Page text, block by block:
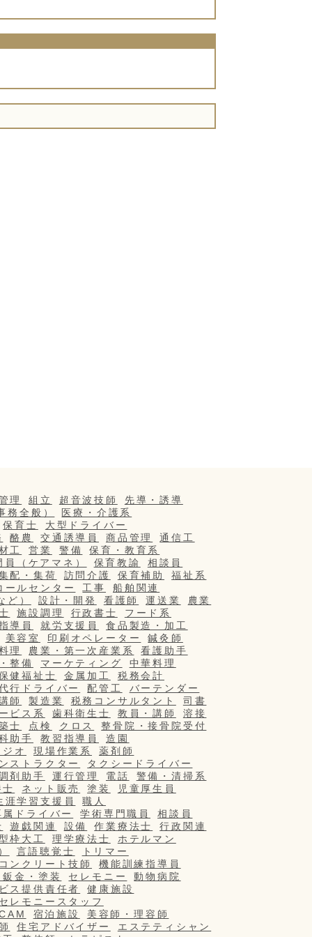
理 組立 超音波技師
先導・誘導
務全般）
医療・介護系
保育士
大型ドライバー
酪農 交通誘導員 商品管理
通信工
工
営業 警備
保育・教育系
（ケアマネ）
保育教諭
相談員
配・集荷
訪問介護 保育補助
福祉系
ールセンター
工事
船舶関連
ど）
設計・開発 看護師 運送業
農業
施設調理 行政書士
フード系
導員
就労支援員
食品製造・加工
美容室
印刷オペレーター
鍼灸師
理
農業・第一次産業系
看護助手
整備
マーケティング
中華料理
健福祉士
金属加工
税務会計
行ドライバー
配管工
バーテンダー
師
製造業 税務コンサルタント
司書
ビス系
歯科衛生士 教員・講師
溶接
士
点検 クロス
整骨院・接骨院受付
助手
教習指導員
造園
オ
現場作業系
薬剤師
ストラクター
タクシードライバー
剤助手
運行管理 電話
警備・清掃系
ネット販売 塗装
児童厚生員
涯学習支援員
職人
属ドライバー
学術専門職員
相談員
遊戯関連 設備 作業療法士
行政関連
枠大工
理学療法士
ホテルマン
言語聴覚士
トリマー
ンクリート技師
機能訓練指導員
金・塗装
セレモニー
動物病院
ス提供責任者
健康施設
レモニースタッフ
宿泊施設
美容師・理容師
住宅アドバイザー
エステティシャン